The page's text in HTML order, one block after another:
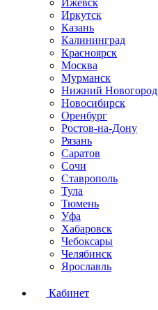
Ижевск
Иркутск
Казань
Калининград
Красноярск
Москва
Мурманск
Нижний Новогород
Новосибирск
Оренбург
Ростов-на-Дону
Рязань
Саратов
Сочи
Ставрополь
Тула
Тюмень
Уфа
Хабаровск
Чебоксары
Челябинск
Ярославль
Кабинет